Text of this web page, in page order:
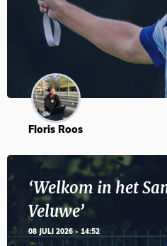
Floris Roos
‘Welkom in het
Veluwe’
08 JULI 2026 - 14:52